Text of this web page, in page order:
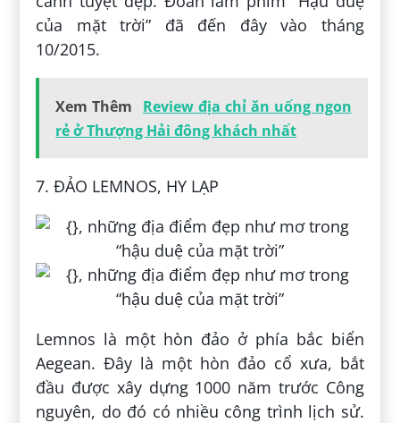
của mặt trời” đã đến đây vào tháng
10/2015.
Xem Thêm
Review địa chỉ ăn uống ngon
rẻ ở Thượng Hải đông khách nhất
7. ĐẢO LEMNOS, HY LẠP
Lemnos là một hòn đảo ở phía bắc biển
Aegean. Đây là một hòn đảo cổ xưa, bắt
đầu được xây dựng 1000 năm trước Công
nguyên, do đó có nhiều công trình lịch sử.